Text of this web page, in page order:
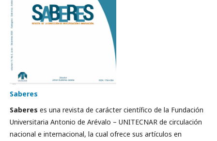
Saberes
Saberes es una revista de carácter científico de la Fundación
Universitaria Antonio de Arévalo – UNITECNAR de circulación
nacional e internacional, la cual ofrece sus artículos en